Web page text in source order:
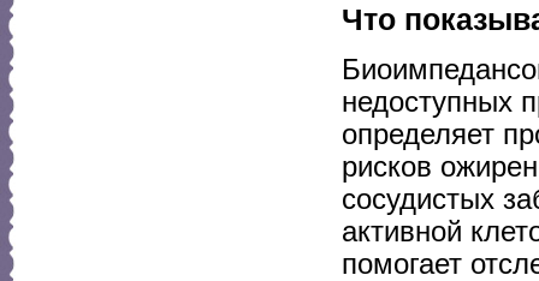
Что
недоступных
определяет
рисков
сосудистых
активной
помогает